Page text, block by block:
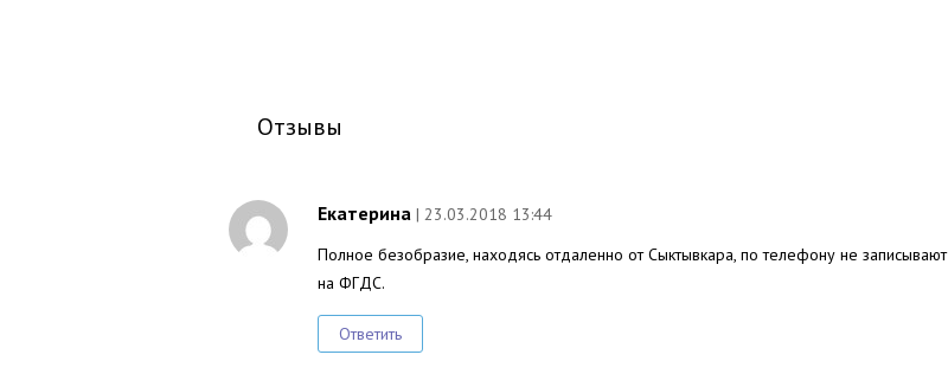
Отзывы
Екатерина | 23.03.2018 13:44
Полное безобразие, находясь отдаленно от Сыктывкара, по телефону не записывают
на ФГДС.
Ответить